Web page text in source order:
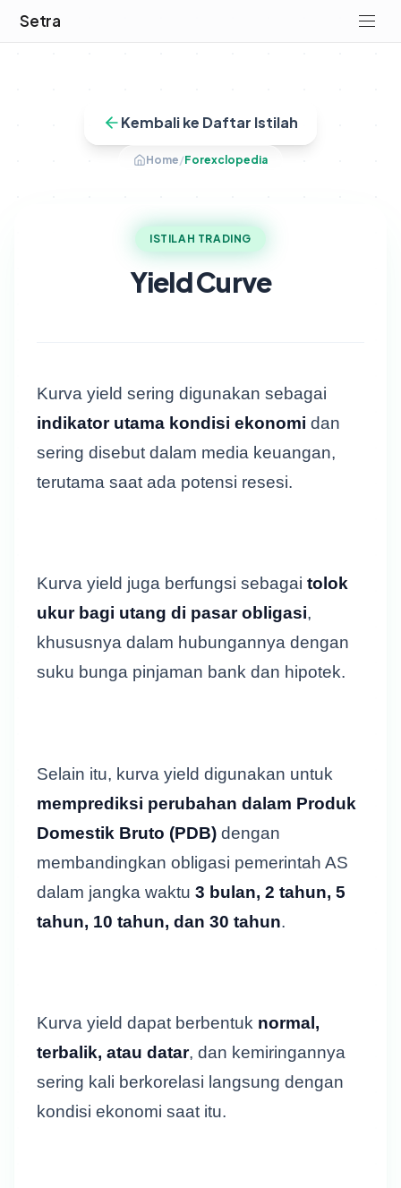
Setra
Kembali ke Daftar Istilah
Home/Forexclopedia
ISTILAH TRADING
Yield Curve
Kurva yield sering digunakan sebagai
indikator utama kondisi ekonomi dan
sering disebut dalam media keuangan,
terutama saat ada potensi resesi.
Kurva yield juga berfungsi sebagai tolok
ukur bagi utang di pasar obligasi,
khususnya dalam hubungannya dengan
suku bunga pinjaman bank dan hipotek.
Selain itu, kurva yield digunakan untuk
memprediksi perubahan dalam Produk
Domestik Bruto (PDB) dengan
membandingkan obligasi pemerintah AS
dalam jangka waktu 3 bulan, 2 tahun, 5
tahun, 10 tahun, dan 30 tahun.
Kurva yield dapat berbentuk normal,
terbalik, atau datar, dan kemiringannya
sering kali berkorelasi langsung dengan
kondisi ekonomi saat itu.